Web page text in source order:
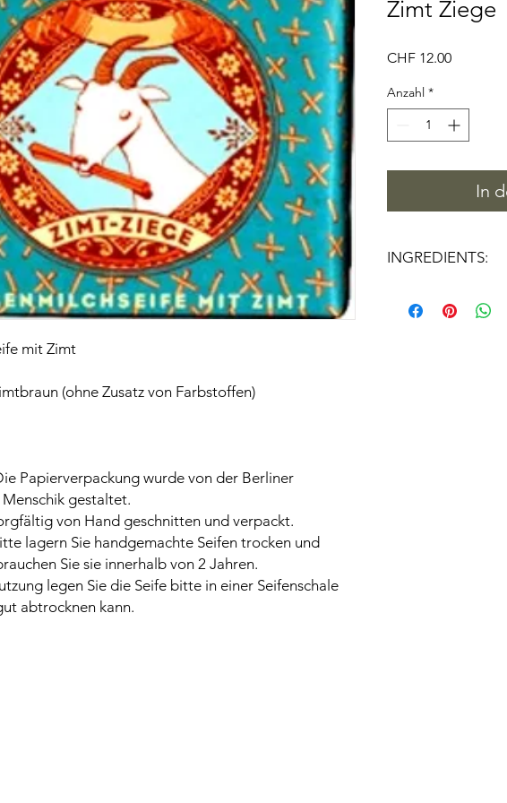
mit Zimt
(ohne Zusatz von Farbstoffen)
Papierverpackung wurde von der Berliner
gestaltet.
von Hand geschnitten und verpackt.
lagern Sie handgemachte Seifen trocken und
Sie sie innerhalb von 2 Jahren.
legen Sie die Seife bitte in einer Seifenschale
abtrocknen kann.
Zimt Ziege
CHF 12.00Preis
Anzahl *
In
INGREDIENTS:
FRUIT OIL,